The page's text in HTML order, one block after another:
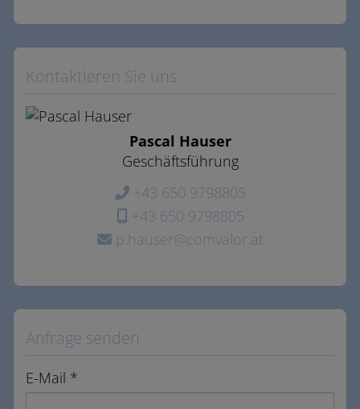
Kontaktieren Sie uns
Pascal Hauser
Geschäftsführung
+43 650 9798805
+43 650 9798805
p.hauser@comvalor.at
Anfrage senden
E-Mail